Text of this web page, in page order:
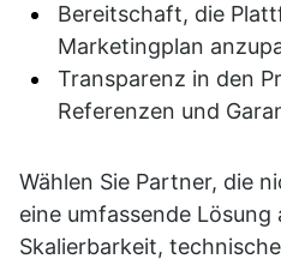
Bereitschaft, die
Marketingplan
Transparenz in den
Referenzen und
Wählen Sie Partner, die
eine umfassende
Skalierbarkeit,